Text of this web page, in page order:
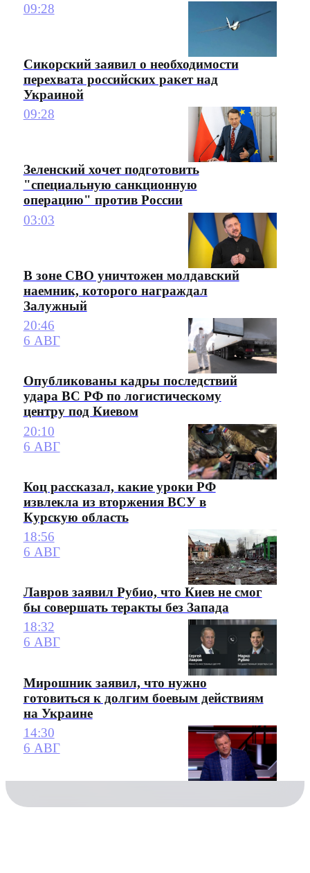
09:28
Сикорский заявил о необходимости
перехвата российских ракет над
Украиной
09:28
Зеленский хочет подготовить
"специальную санкционную
операцию" против России
03:03
В зоне СВО уничтожен молдавский
наемник, которого награждал
Залужный
20:46
6 АВГ
Опубликованы кадры последствий
удара ВС РФ по логистическому
центру под Киевом
20:10
6 АВГ
Коц рассказал, какие уроки РФ
извлекла из вторжения ВСУ в
Курскую область
18:56
6 АВГ
Лавров заявил Рубио, что Киев не смог
бы совершать теракты без Запада
18:32
6 АВГ
Мирошник заявил, что нужно
готовиться к долгим боевым действиям
на Украине
14:30
6 АВГ